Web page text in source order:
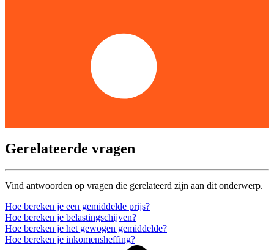
Gerelateerde vragen
Vind antwoorden op vragen die gerelateerd zijn aan dit onderwerp.
Hoe bereken je een gemiddelde prijs?
Hoe bereken je belastingschijven?
Hoe bereken je het gewogen gemiddelde?
Hoe bereken je inkomensheffing?